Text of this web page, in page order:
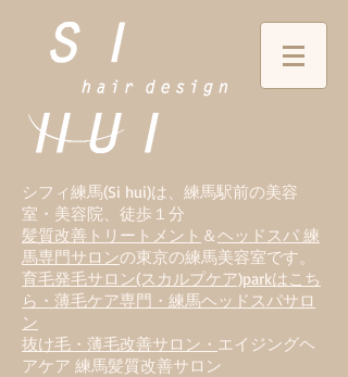
シフィ練馬(Si hui)は、 練馬駅前の美容
室・美容院、徒歩１分
髪質改善トリートメント ＆ヘッドスパ 練
馬専門サロンの東京の練馬美容室です。
育毛発毛サロン(スカルプケア)parkはこち
ら・薄毛ケア専門・練馬ヘッドスパサロ
ン
抜け毛・薄毛改善サロン・ エイジングヘ
アケア 練馬髪質改善サロン